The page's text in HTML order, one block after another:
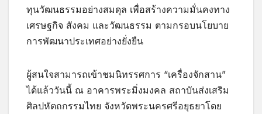
ทุนวัฒนธรรมอย่างสมดุล เพื่อสร้างความมั่นคงทาง
เศรษฐกิจ สังคม และวัฒนธรรม ตามกรอบนโยบาย
การพัฒนาประเทศอย่างยั่งยืน
ผู้สนใจสามารถเข้าชมนิทรรศการ “เครื่องจักสาน”
ได้แล้ววันนี้ ณ อาคารพระมิ่งมงคล สถาบันส่งเสริม
ศิลปหัตถกรรมไทย จังหวัดพระนครศรีอยุธยาโดย